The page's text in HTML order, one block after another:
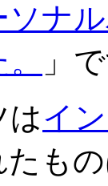
ナ
」
はイ
たも